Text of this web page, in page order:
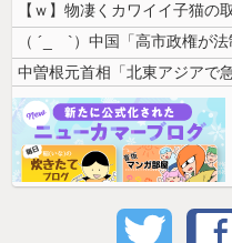
【ｗ】物凄くカワイイ子猫の
中曽根元首相「北東アジアで